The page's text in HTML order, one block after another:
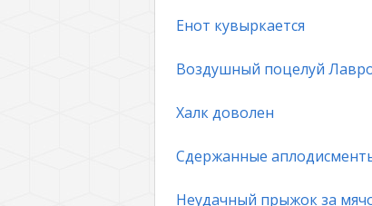
Енот кувыркается
Воздушный поцелуй
Халк доволен
Сдержанные
Неудачный прыжок за